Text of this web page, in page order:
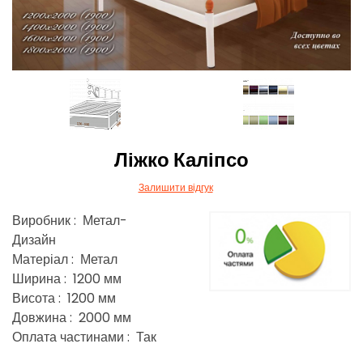
Ліжко Каліпсо
Залишити відгук
Виробник : Метал-
Дизайн
Матеріал : Метал
Ширина : 1200 мм
Висота : 1200 мм
Довжина : 2000 мм
Оплата частинами : Так